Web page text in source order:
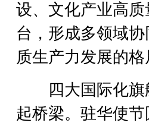
设、文化产业高
台，形成多领域
质生产力发展的格
四大国际化旗
起桥梁。驻华使